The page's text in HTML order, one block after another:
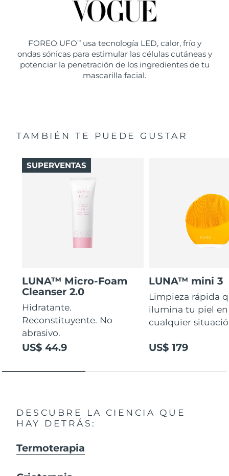
FOREO UFO TMusa tecnología LED, calor, frío y
ondas sónicas para estimular las células cutáneas y
potenciar la penetración de los ingredientes de tu
mascarilla facial.
TAMBIÉN TE PUEDE GUSTAR
LUNA™ Micro-Foam
Cleanser 2.0
Hidratante.
Reconstituyente. No
abrasivo.
US$ 44.9
SUPERVENTAS
LUNA™ mini 3
Limpieza rápida
ilumina tu piel en
cualquier
US$ 179
DESCUBRE LA CIENCIA QUE
HAY DETRÁS:
Termoterapia